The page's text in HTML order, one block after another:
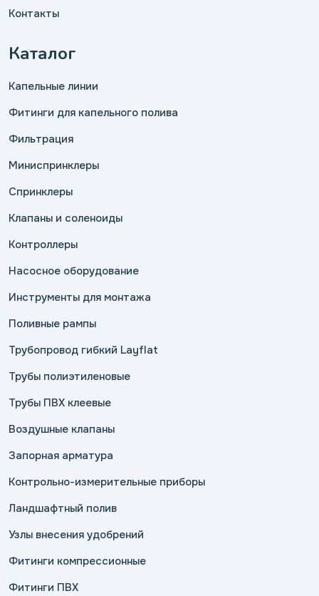
Контакты
Каталог
Капельные линии
Фитинги для капельного полива
Фильтрация
Миниспринклеры
Спринклеры
Клапаны и соленоиды
Контроллеры
Насосное оборудование
Инструменты для монтажа
Поливные рампы
Трубопровод гибкий Layflat
Трубы полиэтиленовые
Трубы ПВХ клеевые
Воздушные клапаны
Запорная арматура
Контрольно-измерительные приборы
Ландшафтный полив
Узлы внесения удобрений
Фитинги компрессионные
Фитинги ПВХ